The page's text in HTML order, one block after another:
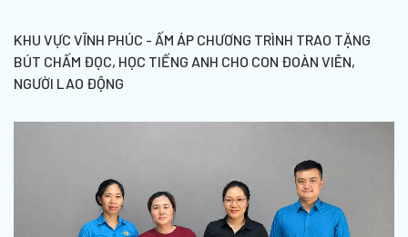
KHU VỰC VĨNH PHÚC - ẤM ÁP CHƯƠNG TRÌNH TRAO TẶNG
BÚT CHẤM ĐỌC, HỌC TIẾNG ANH CHO CON ĐOÀN VIÊN,
NGƯỜI LAO ĐỘNG